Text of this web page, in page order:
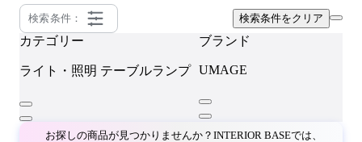
検索条件： 検索条件をクリア
カテゴリー
ライト・照明 テーブルランプ
ブランド
UMAGE
お探しの商品が見つかりませんか？INTERIOR BASEでは、